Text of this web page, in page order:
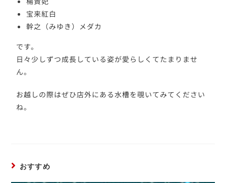
宝来紅白
幹之（みゆき）メダカ
です。
日々少しずつ成長している姿が愛らしくてたまりませ
ん。
お越しの際はぜひ店外にある水槽を覗いてみてください
ね。
おすすめ